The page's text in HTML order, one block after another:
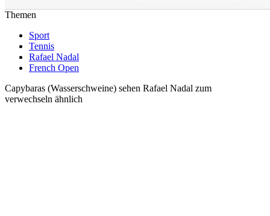
Themen
Sport
Tennis
Rafael Nadal
French Open
Capybaras (Wasserschweine) sehen Rafael Nadal zum
verwechseln ähnlich